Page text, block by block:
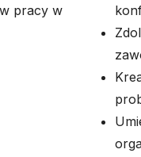
pracy w